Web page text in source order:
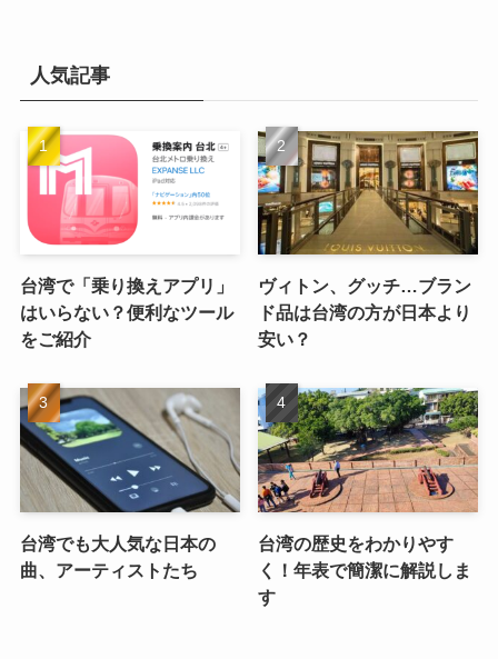
人気記事
台湾で「乗り換えアプリ」
はいらない？便利なツール
をご紹介
ヴィトン、グッチ…ブラン
ド品は台湾の方が日本より
安い？
台湾でも大人気な日本の
曲、アーティストたち
台湾の歴史をわかりやす
く！年表で簡潔に解説しま
す